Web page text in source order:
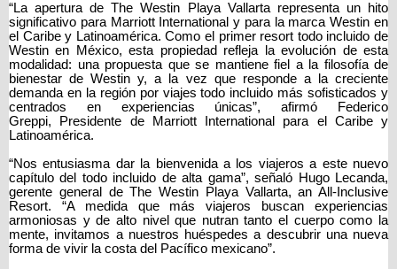
“La apertura de The Westin Playa Vallarta representa un hito
significativo para Marriott International y para la marca Westin en
el Caribe y Latinoamérica. Como el primer resort todo incluido de
Westin en México, esta propiedad refleja la evolución de esta
modalidad: una propuesta que se mantiene fiel a la filosofía de
bienestar de Westin y, a la vez que responde a la creciente
demanda en la región por viajes todo incluido más sofisticados y
centrados en experiencias únicas”, afirmó Federico
Greppi,
Presidente de Marriott International para el Caribe y
Latinoamérica.
“Nos entusiasma dar la bienvenida a los viajeros a este nuevo
capítulo del todo incluido de alta gama”, señaló Hugo Lecanda,
gerente general de The Westin Playa Vallarta, an All-Inclusive
Resort. “A medida que más viajeros buscan experiencias
armoniosas y de alto nivel que nutran tanto el cuerpo como la
mente, invitamos a nuestros huéspedes a descubrir una nueva
forma de vivir la costa del Pacífico mexicano”.